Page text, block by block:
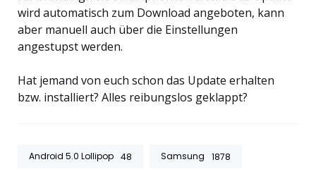
wird automatisch zum Download angeboten, kann
aber manuell auch über die Einstellungen
angestupst werden.
Hat jemand von euch schon das Update erhalten
bzw. installiert? Alles reibungslos geklappt?
Android 5.0 Lollipop 48 Samsung 1878